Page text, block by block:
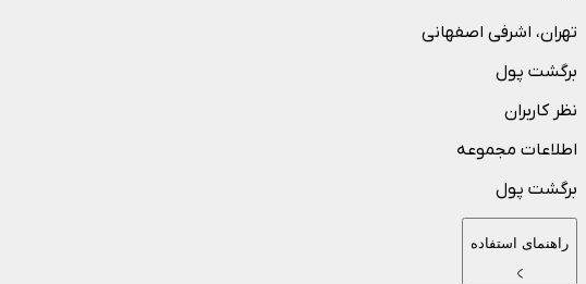
تهران، اشرفی اصفهانی
برگشت پول
نظر کاربران
اطلاعات مجموعه
برگشت پول
راهنمای استفاده